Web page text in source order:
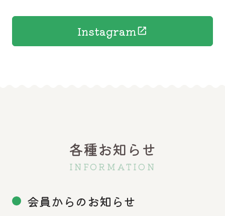
Instagramopen_in_new
各種お知らせ
INFORMATION
会員からのお知らせ